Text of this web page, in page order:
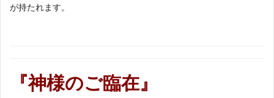
が持たれます。
『神様のご臨在』